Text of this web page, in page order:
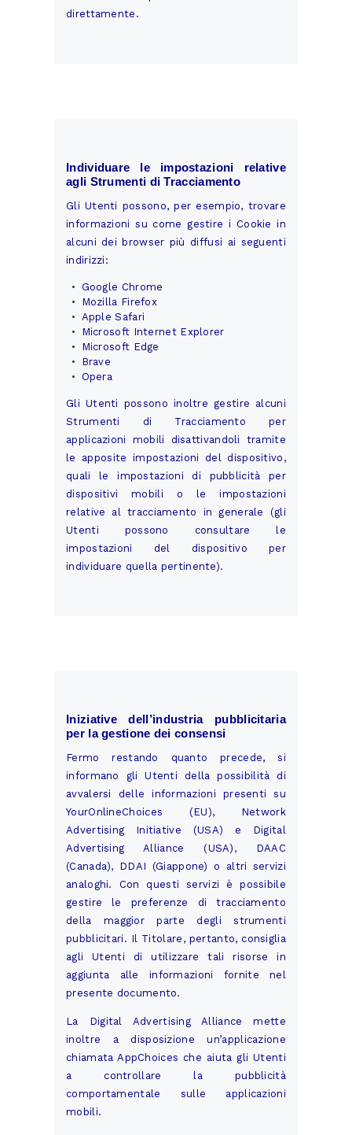
direttamente.
Individuare le impostazioni relative
agli Strumenti di Tracciamento
Gli Utenti possono, per esempio, trovare
informazioni su come gestire i Cookie in
alcuni dei browser più diffusi ai seguenti
indirizzi:
Google Chrome
Mozilla Firefox
Apple Safari
Microsoft Internet Explorer
Microsoft Edge
Brave
Opera
Gli Utenti possono inoltre gestire alcuni
Strumenti di Tracciamento per
applicazioni mobili disattivandoli tramite
le apposite impostazioni del dispositivo,
quali le impostazioni di pubblicità per
dispositivi mobili o le impostazioni
relative al tracciamento in generale (gli
Utenti possono consultare le
impostazioni del dispositivo per
individuare quella pertinente).
Iniziative dell’industria pubblicitaria
per la gestione dei consensi
Fermo restando quanto precede, si
informano gli Utenti della possibilità di
avvalersi delle informazioni presenti su
YourOnlineChoices (EU), Network
Advertising Initiative (USA) e Digital
Advertising Alliance (USA), DAAC
(Canada), DDAI (Giappone) o altri servizi
analoghi. Con questi servizi è possibile
gestire le preferenze di tracciamento
della maggior parte degli strumenti
pubblicitari. Il Titolare, pertanto, consiglia
agli Utenti di utilizzare tali risorse in
aggiunta alle informazioni fornite nel
presente documento.
La Digital Advertising Alliance mette
inoltre a disposizione un’applicazione
chiamataAppChoices che aiuta gli Utenti
a controllare la pubblicità
comportamentale sulle applicazioni
mobili.